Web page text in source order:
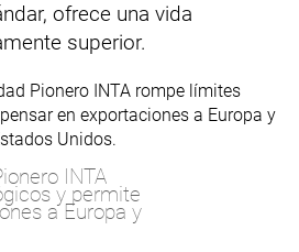
ofrece una vida
superior.
INTA
y permite
a Europa y